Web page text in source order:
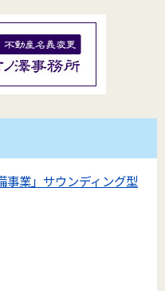
事業」サウンディング型